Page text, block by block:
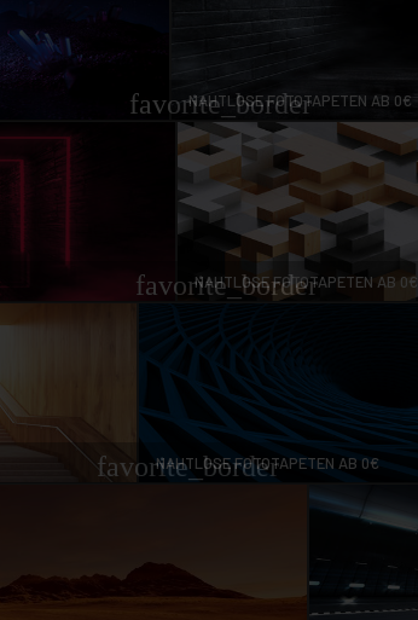
favorite_border
NAHTLOSE FOTOTAPETEN AB 0€
favorite_border
NAHTLOSE FOTOTAPETEN AB 0€
favorite_border
NAHTLOSE FOTOTAPETEN AB 0€